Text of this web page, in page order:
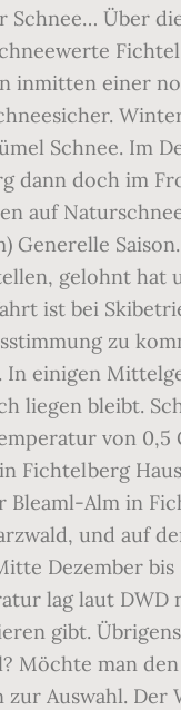
Schnee… Über
inmitten einer
Schnee. Im
dann doch im
auf
Generelle
gelohnt hat
ist bei
zu
einigen
liegen bleibt.
von 0,5
Fichtelberg
Bleaml-Alm in
und auf
Dezember
lag laut DWD
gibt.
Möchte man
Auswahl.